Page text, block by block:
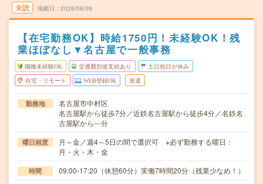
未読 掲載日 2026/08/09
【在宅勤務OK】時給1750円！未経験OK！残
業ほぼなし▼名古屋で一般事務
職種未経験OK 交通費別途支給あり 土日祝日が休み
在宅・リモート WEB登録OK 派遣
勤務地
名古屋市中村区
名古屋駅から徒歩7分／近鉄名古屋駅から徒歩4分／名鉄名
古屋駅から---分
曜日頻度
月～金／週4～5日の間で選択可 ※必ず勤務する曜日：
月・火・木・金
時間 09:00-17:20（休憩60分）実働7時間20分（残業少なめ！）